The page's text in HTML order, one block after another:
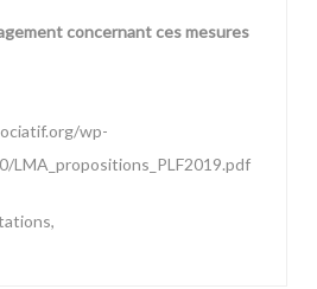
concernant ces mesures
wp-
LMA_propositions_PLF2019.pdf